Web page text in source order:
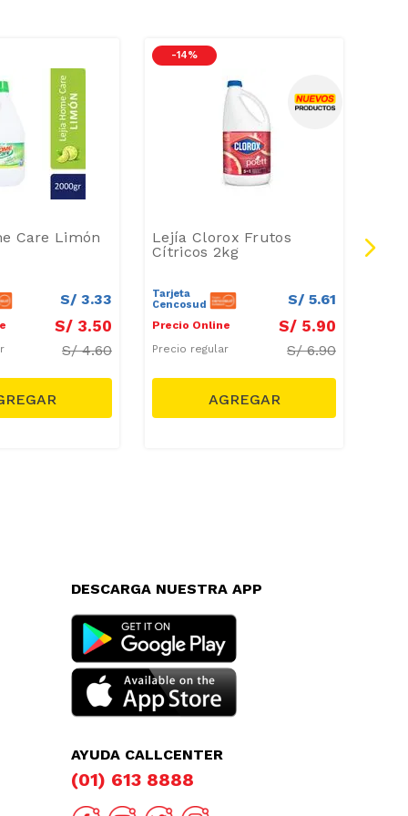
Care Limón
S/ 3.33
S/ 3.50
S/4.60
-14 %
Lejía Clorox Frutos
Cítricos 2kg
Tarjeta
Cencosud
S/ 5.61
Precio Online S/ 5.90
Precio regular S/6.90
DESCARGA NUESTRA APP
AYUDA CALLCENTER
(01) 613 8888